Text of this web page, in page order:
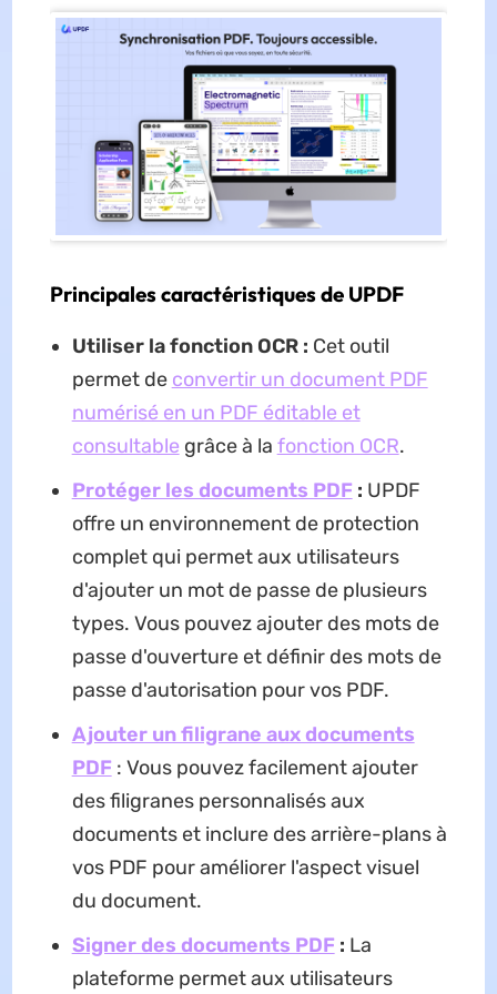
Principales caractéristiques de UPDF
Utiliser la fonction OCR : Cet outil
permet de convertir un document PDF
numérisé en un PDF éditable et
consultable grâce à la fonction OCR.
Protéger les documents PDF: UPDF
offre un environnement de protection
complet qui permet aux utilisateurs
d'ajouter un mot de passe de plusieurs
types. Vous pouvez ajouter des mots de
passe d'ouverture et définir des mots de
passe d'autorisation pour vos PDF.
Ajouter un filigrane aux documents
PDF: Vous pouvez facilement ajouter
des filigranes personnalisés aux
documents et inclure des arrière-plans à
vos PDF pour améliorer l'aspect visuel
du document.
Signer des documents PDF: La
plateforme permet aux utilisateurs